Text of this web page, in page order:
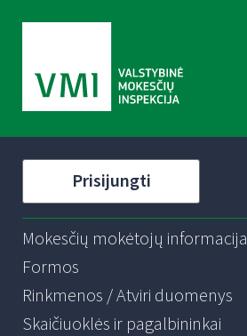
Prisijungti
Mokesčių mokėtojų informacija
Formos
Rinkmenos / Atviri duomenys
Skaičiuoklės ir pagalbininkai